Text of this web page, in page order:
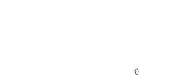
0